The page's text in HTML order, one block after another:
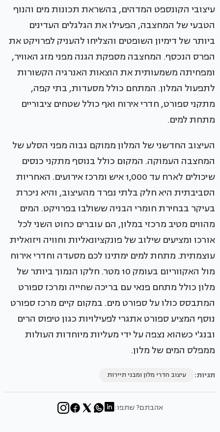
עיצובי הקונספט המדהים, בהשראת תכונות מים והנוף
הטבעי של המחצבה, הפעילו את הגלגלים העדינים
ביותר של דימיון השופטים והצליחו להעניק לפרויקט את
הפרס הנכסף. המחצבה מספקת הגנה מפני מזג האוויר,
ומפחיתה משמעותית את הוצאות האנרגיה הקשורות
לתפעול המלון. המתחם כולל מסעדות, בתי קפה,
מתקני ספורט, חדרי אירוח ואף כולל שטחים ציבוריים
מתחת למים.
העיצוב החדשני של המלון ממוקם גבוה מפני הסלע של
המחצבה העמוקה. המקום כולל בנוסף מתקני כנסים
שיכולים לארח עד 1,000 איש ומרכז אירועים. האחריות
הסביבתית היא חלק בלתי נפרד מהעיצוב, והיא ניכרת
בעיקר בבחירת חומרי הבניה ששולבו בפרויקט. המים
מהווים מטיב מרכזי במלון, הם עוברים כחוט השני לכל
אורכו ומציעים שילוב של פונקציונאליות וחוויה ויזואלית
עוצמתית. מתחת למים ימתינו לכם מסעדה וחדרי אירוח
מול האקווריום בעומק 10 מטר. חלקו הנמוך ביותר של
מלון כולל מתחם פנאי עם בריכה שחייה ומרכז ספורט
המתבסס כולו על ספורט מים. במקום קיים מרכז ספורט
נוסף המציע ספורט אתגרי לפעילויות כגון טיפוס הרים
ובנג'י כשהוא נצפה על ידי מעליות מיוחדות העולות
ממפלס המים של מלון.
תגיות: עיצוב חדרי מלון ומבני תיירות
אהבתם? שתפו: